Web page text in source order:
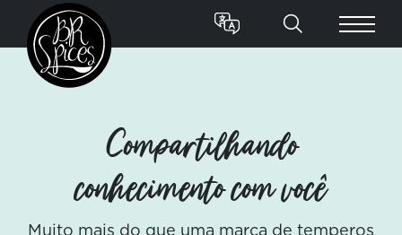
Compartilhando
conhecimento com você
Muito mais do que uma marca de temperos